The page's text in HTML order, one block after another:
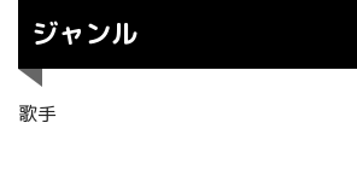
ジャンル
歌手